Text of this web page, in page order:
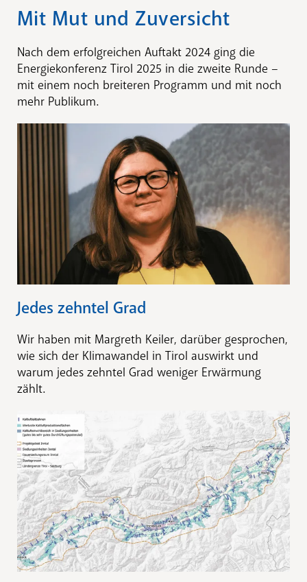
Mit Mut und Zuversicht
Nach dem erfolgreichen Auftakt 2024 ging die
Energiekonferenz Tirol 2025 in die zweite Runde –
mit einem noch breiteren Programm und mit noch
mehr Publikum.
Jedes zehntel Grad
Wir haben mit Margreth Keiler, darüber gesprochen,
wie sich der Klimawandel in Tirol auswirkt und
warum jedes zehntel Grad weniger Erwärmung
zählt.